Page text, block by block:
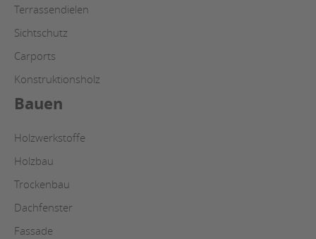
Terrassendielen
Sichtschutz
Carports
Konstruktionsholz
Bauen
Holzwerkstoffe
Holzbau
Trockenbau
Dachfenster
Fassade